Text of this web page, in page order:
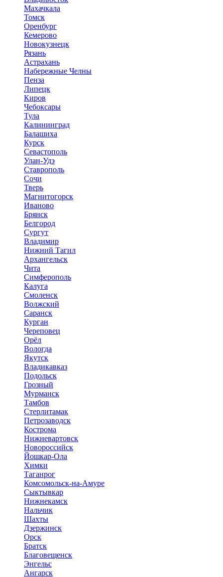
Махачкала
Томск
Оренбург
Кемерово
Новокузнецк
Рязань
Астрахань
Набережные Челны
Пенза
Липецк
Киров
Чебоксары
Тула
Калининград
Балашиха
Курск
Севастополь
Улан-Удэ
Ставрополь
Сочи
Тверь
Магнитогорск
Иваново
Брянск
Белгород
Сургут
Владимир
Нижний Тагил
Архангельск
Чита
Симферополь
Калуга
Смоленск
Волжский
Саранск
Курган
Череповец
Орёл
Вологда
Якутск
Владикавказ
Подольск
Грозный
Мурманск
Тамбов
Стерлитамак
Петрозаводск
Кострома
Нижневартовск
Новороссийск
Йошкар-Ола
Химки
Таганрог
Комсомольск-на-Амуре
Сыктывкар
Нижнекамск
Нальчик
Шахты
Дзержинск
Орск
Братск
Благовещенск
Энгельс
Ангарск